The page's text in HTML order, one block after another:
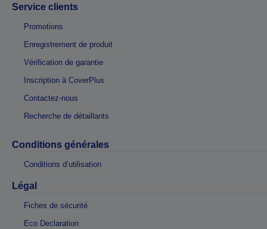
Service clients
Promotions
Enregistrement de produit
Vérification de garantie
Inscription à CoverPlus
Contactez-nous
Recherche de détaillants
Conditions générales
Conditions d’utilisation
Légal
Fiches de sécurité
Eco Declaration